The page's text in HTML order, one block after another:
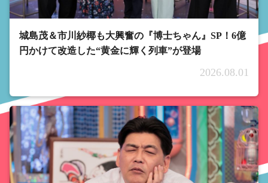
城島茂＆市川紗椰も大興奮の『博士ちゃん』SP！6億
円かけて改造した“黄金に輝く列車”が登場
2026.08.01